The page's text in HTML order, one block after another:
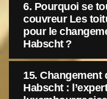
6. Pourquoi se
couvreur Les
pour le
Habscht ?
15. Changement
Habscht :